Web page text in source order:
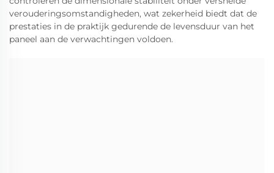
verouderingsomstandigheden, wat zekerheid biedt dat de
prestaties in de praktijk gedurende de levensduur van het
paneel aan de verwachtingen voldoen.